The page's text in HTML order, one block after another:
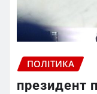
ПОЛІТИКА
президент